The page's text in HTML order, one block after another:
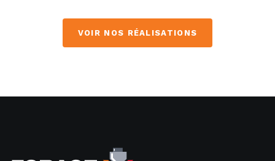
VOIR NOS RÉALISATIONS